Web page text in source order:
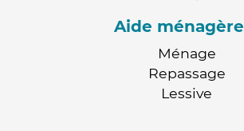
Aide ménagère
Ménage
Repassage
Lessive